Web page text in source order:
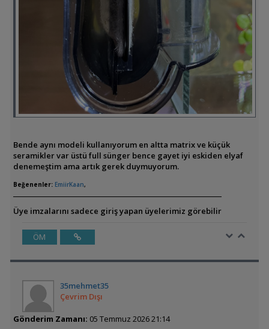
Bende aynı modeli kullanıyorum en altta matrix ve küçük
seramikler var üstü full sünger bence gayet iyi eskiden elyaf
denemeştim ama artık gerek duymuyorum.
Beğenenler: EmiirKaan,
Üye imzalarını sadece giriş yapan üyelerimiz görebilir
ÖM
35mehmet35
Çevrim Dışı
Gönderim Zamanı: 05 Temmuz 2026 21:14